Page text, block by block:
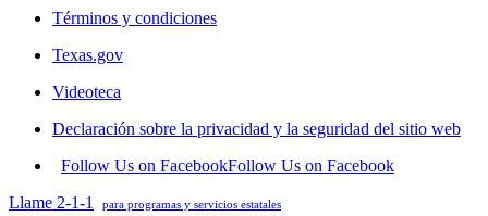
Términos y condiciones
Texas.gov
Videoteca
Declaración sobre la privacidad y la seguridad del sitio web
Follow Us on FacebookFollow Us on Facebook
Llame 2-1-1
para programas y servicios estatales